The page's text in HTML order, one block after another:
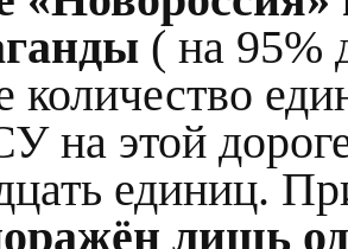
( на 95%
на этой
единиц.
лишь